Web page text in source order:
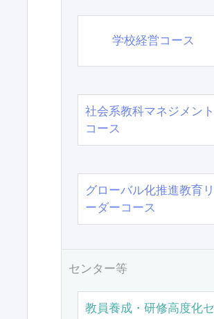
学校経営コース
社会系教科マネジメント
コース
グローバル化推進教育リ
ーダーコース
センター等
教員養成・研修高度化セ